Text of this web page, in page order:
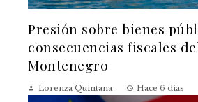
Presión sobre bienes
consecuencias fiscales
Montenegro
Lorenza Quintana Hace 6 días